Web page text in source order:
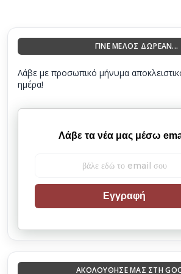
ΓΙΝΕ ΜΕΛΟΣ ΔΩΡΕΑΝ...
Λάβε με προσωπικό μήνυμα
ημέρα!
Λάβε τα νέα μας μέσω
Εγγραφή
ΑΚΟΛΟΎΘΗΣΈ ΜΑΣ ΣΤΗ